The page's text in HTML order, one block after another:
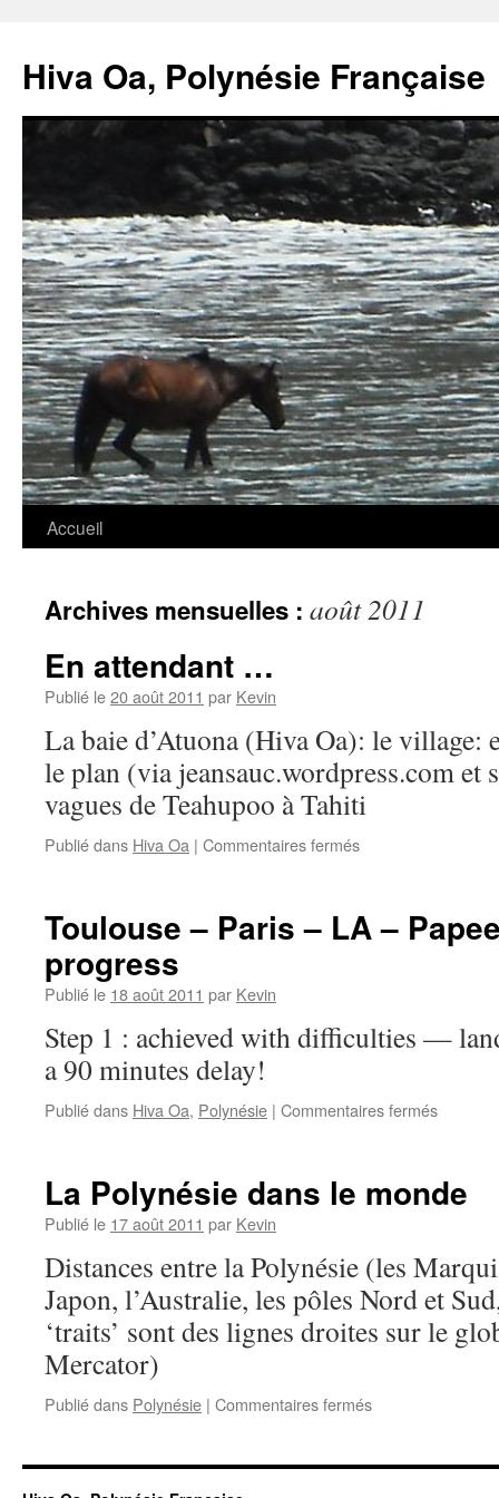
Hiva Oa, Polynésie Française
Accueil
Archives mensuelles : août 2011
En attendant …
Publié le20 août 2011 par Kevin
La baie d’Atuona (Hiva Oa): le village:
le plan (via jeansauc.wordpress.com
vagues de Teahupoo à Tahiti
Publié dans Hiva Oa | Commentaires fermés
Toulouse – Paris – LA –
progress
Publié le 18 août 2011 par Kevin
Step 1 : achieved with difficulties —
a 90 minutes delay!
Publié dans Hiva Oa, Polynésie | Commentaires fermés
La Polynésie dans le monde
Publié le 17 août 2011 par Kevin
Distances entre la Polynésie (les
Japon, l’Australie, les pôles Nord et
‘traits’ sont des lignes droites sur le
Mercator)
Publié dans Polynésie | Commentaires fermés